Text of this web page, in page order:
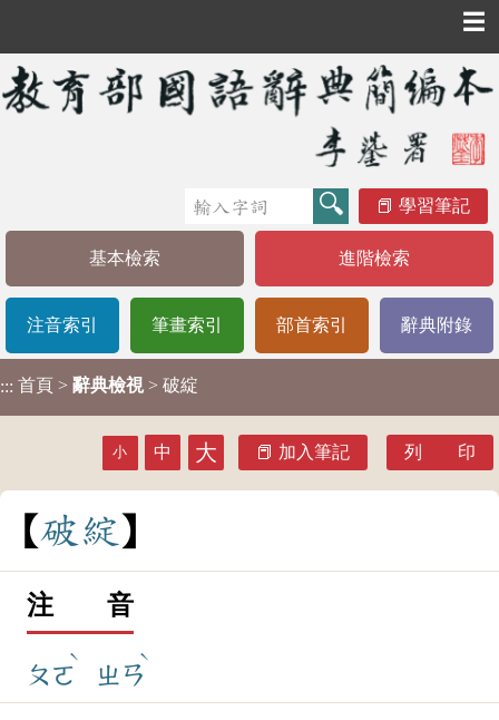
☰
學習筆記
基本檢索 進階檢索
注音索引 筆畫索引 部首索引 辭典附錄
::: 首頁 > 辭典檢視 > 破綻
小 中 大 加入筆記 列 印
破綻
注 音
ㄆㄛ
ˋ
ㄓㄢ
ˋ